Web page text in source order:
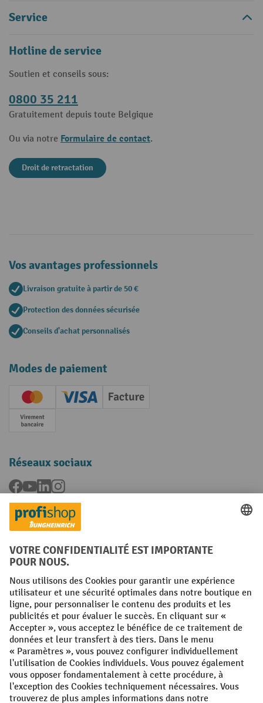
Service
Hotline de service
Soutien et conseils sous:
0800 35 211
Gratuitement depuis toute Belgique
Ou via notre Formulaire de contact.
Droit de retractation
Vos avantages professionnels
Livraison gratuite à partir de 50 €
Protection des données sécurisée
Conseils d'achat personnalisés
Modes de paiement
Creditcard (Master)Creditcard (Visa)
Facture
Paiement anticipé
Réseaux sociaux
Facebook
YouTubeLinkedInInstagram
Langues
FR NL
Conditions générales Mentions légales
Protection des Données Politique de cookies
All prices excl. VAT plusshipping costsand possible delivery charges,
if not stated otherwise.
¹ La remise est valable jusqu'à épuisement des stocks. La remise ne
s'applique pas aux prix spéciaux. Il n'est pas possible de le combiner